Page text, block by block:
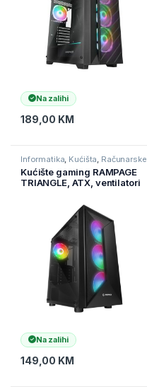
Na zalihi
189,00 KM
Informatika Kućišta Računarske
Komponente
Kućište gaming RAMPAGE
TRIANGLE, ATX, ventilatori
Na zalihi
149,00 KM